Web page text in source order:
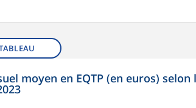
moyen en EQTP (en euros)